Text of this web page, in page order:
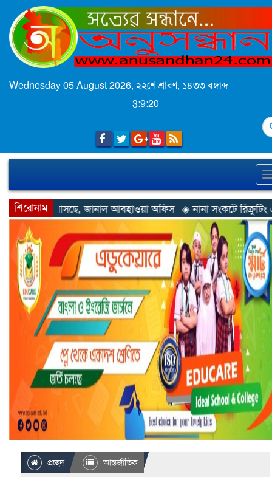
Wednesday 05 August 2026, ২২শে শ্রাবণ, ১৪৩৩ বঙ্গাব্দ
3:9:22
শিরোনাম
আবহাওয়া অফিস ◈ নানা সংকটে রিক্রুটিং এজেন্সি, হুমকির মুখে শ্রম
প্রচ্ছদ
আন্তর্জাতিক